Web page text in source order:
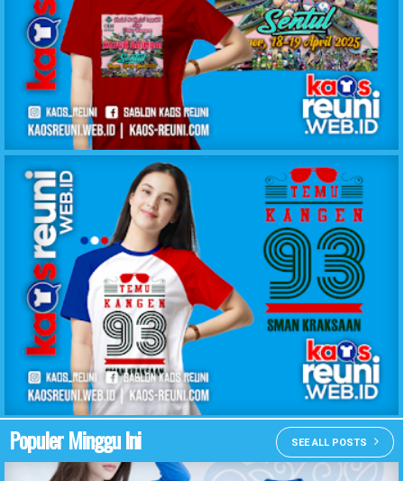
KAOS REUNI GATHERING SENTUL
KAOS REUNI SMAN KRAKSAAN
Populer Minggu Ini SEE ALL POSTS